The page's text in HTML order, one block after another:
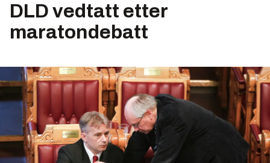
DLD vedtatt etter
maratondebatt